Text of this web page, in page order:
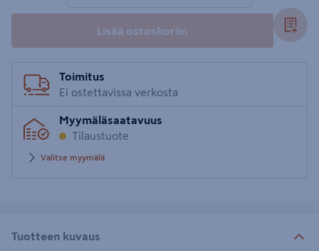
Lisää ostoskoriin
Toimitus
Ei ostettavissa verkosta
Myymäläsaatavuus
Tilaustuote
Valitse myymälä
Tuotteen kuvaus